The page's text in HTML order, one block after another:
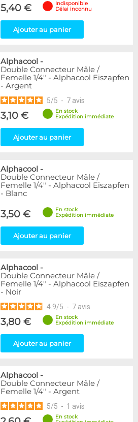
5,40 €
Indisponible
Délai inconnu
Ajouter au panier
Alphacool -
Double Connecteur Mâle /
Femelle 1/4" - Alphacool Eiszapfen
- Argent
5/5 - 7 avis
3,10 €
En stock
Expédition immédiate
Ajouter au panier
Alphacool -
Double Connecteur Mâle /
Femelle 1/4" - Alphacool Eiszapfen
- Blanc
3,50 €
En stock
Expédition immédiate
Ajouter au panier
Alphacool -
Double Connecteur Mâle /
Femelle 1/4" - Alphacool Eiszapfen
- Noir
4.9/5 - 7 avis
3,80 €
En stock
Expédition immédiate
Ajouter au panier
Alphacool -
Double Connecteur Mâle /
Femelle 1/4" - Argent
5/5 - 1 avis
En stock